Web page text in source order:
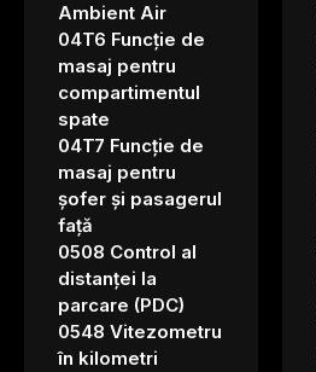
Ambient Air
04T6 Funcție de
masaj pentru
compartimentul
spate
04T7 Funcție de
masaj pentru
șofer și pasagerul
față
0508 Control al
distanței la
parcare (PDC)
0548 Vitezometru
în kilometri